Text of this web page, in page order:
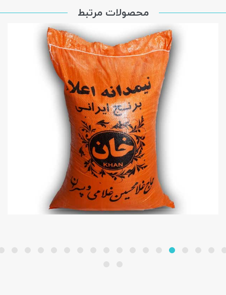
محصولات مرتبط